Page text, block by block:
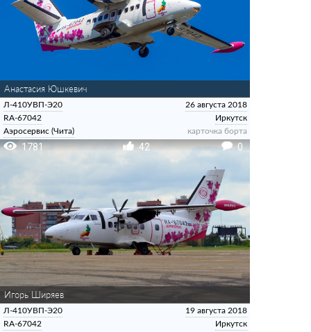
Анастасия Юшкевич
Л-410УВП-Э20
RA-67042
Аэросервис (Чита)
26 августа 2018
Иркутск
карточка борта
1781 42 0
Игорь Ширяев
Л-410УВП-Э20
RA-67042
19 августа 2018
Иркутск